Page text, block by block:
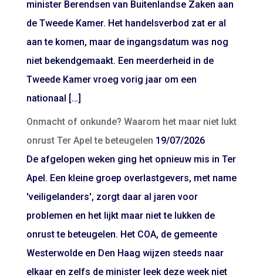
minister Berendsen van Buitenlandse Zaken aan
de Tweede Kamer. Het handelsverbod zat er al
aan te komen, maar de ingangsdatum was nog
niet bekendgemaakt. Een meerderheid in de
Tweede Kamer vroeg vorig jaar om een
nationaal […]
Onmacht of onkunde? Waarom het maar niet lukt
onrust Ter Apel te beteugelen 19/07/2026
De afgelopen weken ging het opnieuw mis in Ter
Apel. Een kleine groep overlastgevers, met name
'veiligelanders', zorgt daar al jaren voor
problemen en het lijkt maar niet te lukken de
onrust te beteugelen. Het COA, de gemeente
Westerwolde en Den Haag wijzen steeds naar
elkaar en zelfs de minister leek deze week niet